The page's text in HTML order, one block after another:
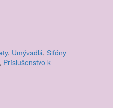
, Umývadlá, Sifóny
, Príslušenstvo k